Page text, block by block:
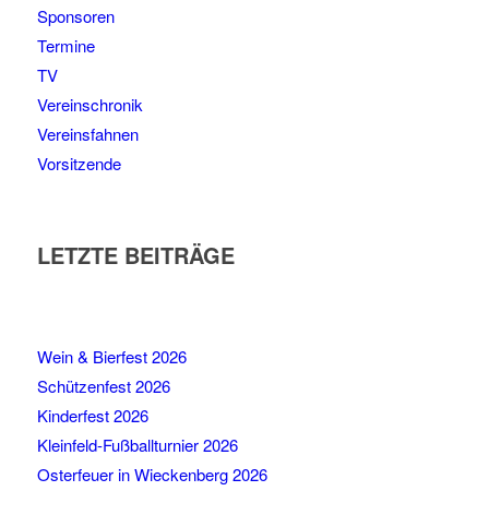
Sponsoren
Termine
TV
Vereinschronik
Vereinsfahnen
Vorsitzende
LETZTE BEITRÄGE
Wein & Bierfest 2026
Schützenfest 2026
Kinderfest 2026
Kleinfeld-Fußballturnier 2026
Osterfeuer in Wieckenberg 2026